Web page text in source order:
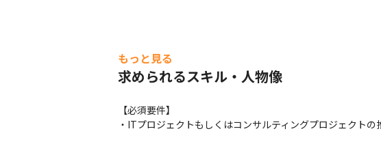
もっと見る
求められるスキル・人物像
【必須要件】
・ITプロジェクトもしくはコンサルティングプロジェクトの